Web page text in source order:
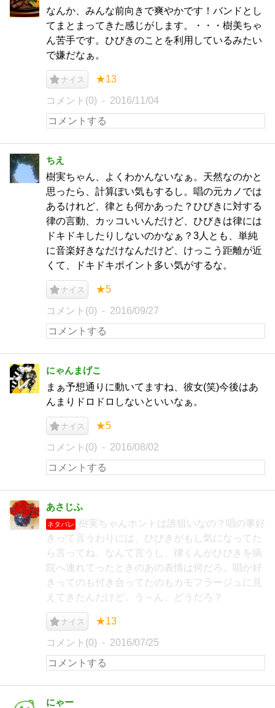
なんか、みんな前向きで爽やかです！バンドとし
てまとまってきた感じがします。・・・樹美ちゃ
ん苦手です。ひびきのことを利用しているみたい
で嫌だなぁ。
ナイス ★13
コメント(0) 2016/11/04
ちえ
樹実ちゃん、よくわかんないなぁ。天然なのかと
思ったら、計算ぽい気もするし。唱の元カノでは
あるけれど、律とも何かあった？ひびきに対する
律の言動、カッコいいんだけど、ひびきは律には
ドキドキしたりしないのかなぁ？3人とも、単純
に音楽好きなだけなんだけど、けっこう距離が近
くて、ドキドキポイント多い気がするな。
ナイス ★5
コメント(0) 2016/09/27
にゃんまげこ
まぁ予想通りに動いてますね、彼女(笑)今後はあ
んまりドロドロしないといいなぁ。
ナイス ★5
コメント(0) 2016/08/02
あさじふ
ネタバレ
樹実ちゃんホントは誰狙いなの？唱の事好
きって言うわりには、ひびきがもし気になってた
ら言ってね、なんて言うし、律くんがひびきを病
院へ連れてったときのあの表情は何だろ。唱が好
きってのも付き合ってたのもカモフラージュに見
えてきたんだけど。う～ん、どうだろ？
ナイス ★13
コメント(0) 2016/07/25
にゃー